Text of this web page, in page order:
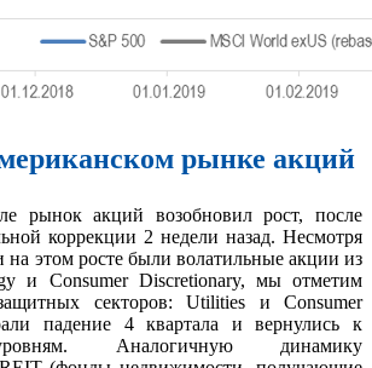
рынке акций
рынок акций возобновил рост, после
коррекции 2 недели назад. Несмотря
на этом росте были волатильные акции из
и Consumer Discretionary, мы отметим
секторов: Utilities и Consumer
падение 4 квартала и вернулись к
Аналогичную динамику